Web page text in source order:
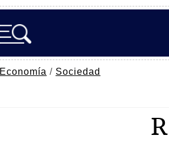
Economía / Sociedad